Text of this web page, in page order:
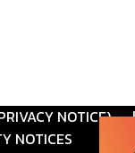
NOTICE) |
NOTICES